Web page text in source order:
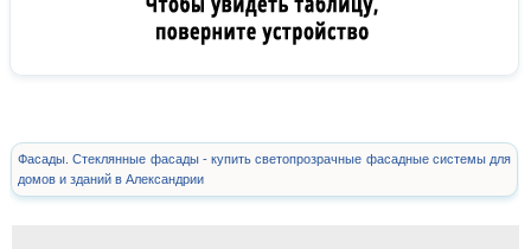
Фасады. Стеклянные фасады - купить светопрозрачные фасадные системы для
домов и зданий в Александрии